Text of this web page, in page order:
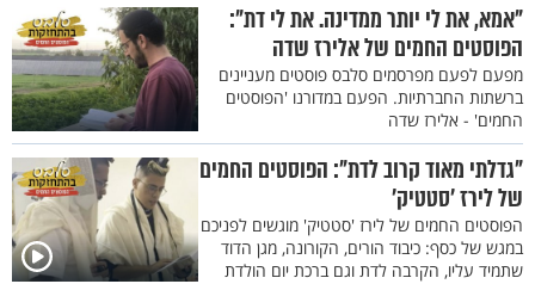
"אמא, את לי יותר ממדינה. את לי דת":
הפוסטים החמים של אלירז שדה
מפעם לפעם מפרסמים סלבס פוסטים מעניינים
ברשתות החברתיות. הפעם במדורנו 'הפוסטים
החמים' - אלירז שדה
"גדלתי מאוד קרוב לדת": הפוסטים החמים
של לירז ’סטטיק’
הפוסטים החמים של לירז 'סטטיק' מוגשים לפניכם
במגש של כסף: כיבוד הורים, הקורונה, מגן הדוד
שתמיד עליו, הקרבה לדת וגם ברכת יום הולדת